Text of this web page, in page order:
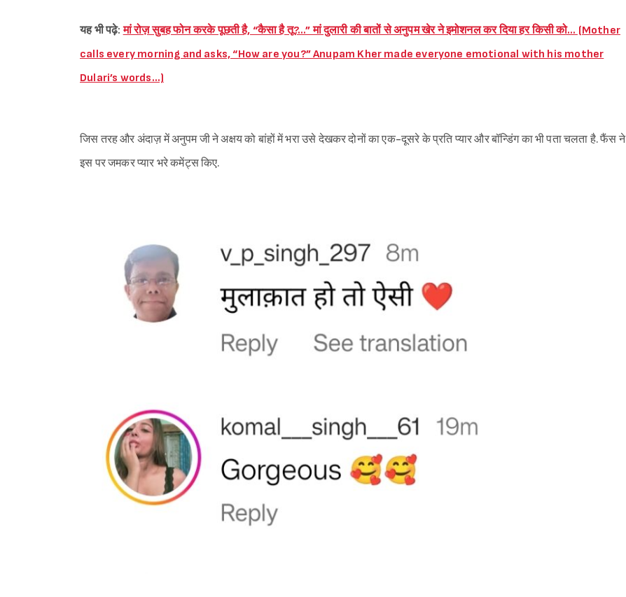
यह भी पढ़े:मां रोज़ सुबह फोन करके पूछती है, “कैसा है तू?…” मां दुलारी की बातों से अनुपम खेर ने इमोशनल कर दिया हर किसी को… (Mother
calls every morning and asks, “How are you?” Anupam Kher made everyone emotional with his mother
Dulari’s words…)
जिस तरह और अंदाज़ में अनुपम जी ने अक्षय को बांहों में भरा उसे देखकर दोनों का एक-दूसरे के प्रति प्यार और बॉन्डिंग का भी पता चलता है. फैंस ने
इस पर जमकर प्यार भरे कमेंट्स किए.